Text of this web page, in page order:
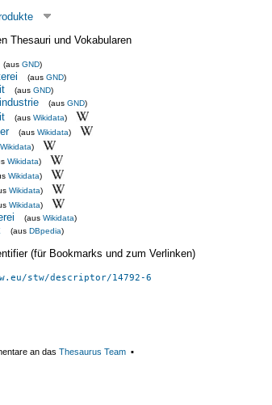
Thesauri und Vokabularen
(aus GND)
(aus GND)
(aus GND)
(aus GND)
(aus Wikidata)
(aus Wikidata)
Wikidata)
Wikidata)
Wikidata)
Wikidata)
Wikidata)
(aus Wikidata)
(aus DBpedia)
(für Bookmarks und zum Verlinken)
stw/descriptor/14792-6
an das Thesaurus Team ▪